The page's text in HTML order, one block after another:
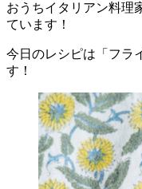
おうちイタリアン料理
ています！
今日のレシピは「フラ
す！